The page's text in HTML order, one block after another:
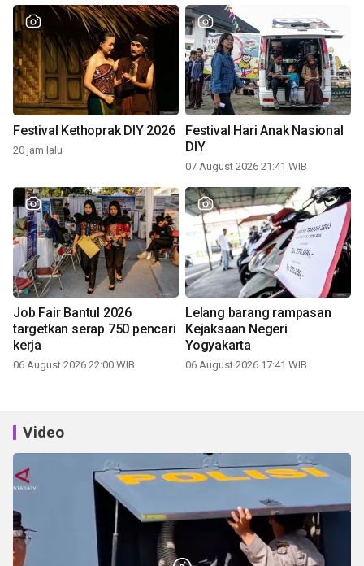
Festival Kethoprak DIY 2026
20 jam lalu
Festival Hari Anak Nasional
DIY
07 August 2026 21:41 WIB
Job Fair Bantul 2026
targetkan serap 750 pencari
kerja
06 August 2026 22:00 WIB
Lelang barang rampasan
Kejaksaan Negeri
Yogyakarta
06 August 2026 17:41 WIB
Video